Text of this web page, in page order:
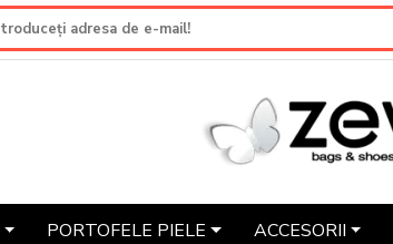
PORTOFELE PIELE ACCESORII